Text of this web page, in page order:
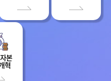
본
혁